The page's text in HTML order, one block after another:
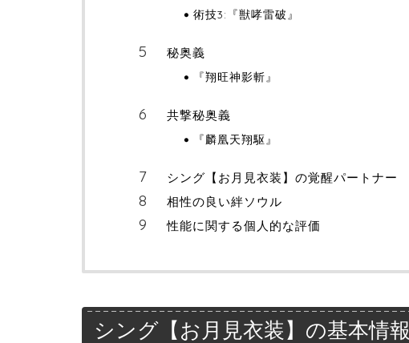
術技3:『獣哮雷破』
秘奥義
『翔旺神影斬』
共撃秘奥義
『麟凰天翔駆』
シング【お月見衣装】の覚醒パートナー
相性の良い絆ソウル
性能に関する個人的な評価
シング【お月見衣装】の基本情報